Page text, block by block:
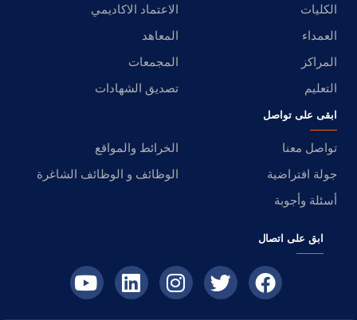
الكليات
الاعتماد الاكاديمي
العمداء
المعاهد
المراكز
المجمعات
التعليم
تصديق الشهادات
ابقى على تواصل
تواصل معنا
الخرائط والمواقع
جولة افتراضية
الوظائف و الوظائف الشاغرة
أسئلة وأجوبة
ابق على اتصال